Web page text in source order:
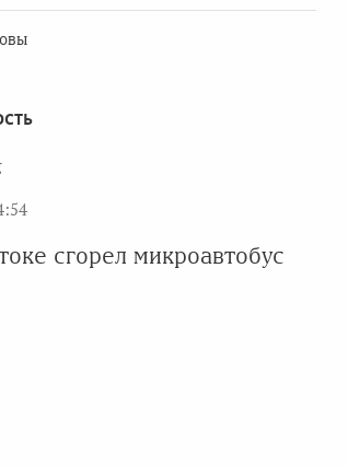
сгорел микроавтобус